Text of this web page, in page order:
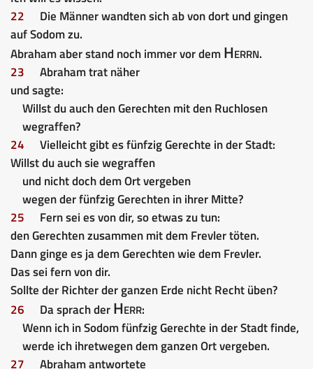
22
Die Männer wandten sich ab von dort und gingen
auf Sodom zu.
Abraham aber stand noch immer vor demHerrn.
23
Abraham trat näher
und sagte:
Willst du auch den Gerechten mit den Ruchlosen
wegraffen?
24
Vielleicht gibt es fünfzig Gerechte in der Stadt:
Willst du auch sie wegraffen
und nicht doch dem Ort vergeben
wegen der fünfzig Gerechten in ihrer Mitte?
25
Fern sei es von dir, so etwas zu tun:
den Gerechten zusammen mit dem Frevler töten.
Dann ginge es ja dem Gerechten wie dem Frevler.
Das sei fern von dir.
Sollte der Richter der ganzen Erde nicht Recht üben?
26
Da sprach derHerr:
Wenn ich in Sodom fünfzig Gerechte in der Stadt finde,
werde ich ihretwegen dem ganzen Ort vergeben.
27
Abraham antwortete